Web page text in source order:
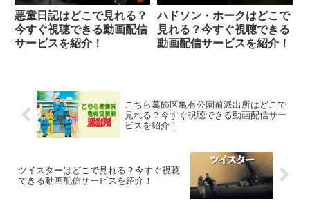
悪童日記はどこで見れる？
今すぐ視聴できる動画配信
サービスを紹介！
ハドソン・ホークはどこで
見れる？今すぐ視聴できる
動画配信サービスを紹介！
こちら葛飾区亀有公園前派出所はどこで
見れる？今すぐ視聴できる動画配信サー
ビスを紹介！
ツイスターはどこで見れる？今すぐ視聴
できる動画配信サービスを紹介！